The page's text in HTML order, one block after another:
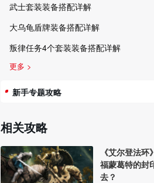
武士套装装备搭配详解
大乌龟盾牌装备搭配详解
叛律任务4个套装装备搭配详解
更多 >
新手专题攻略
相关攻略
《艾尔登法环
福蒙葛特的封
去？